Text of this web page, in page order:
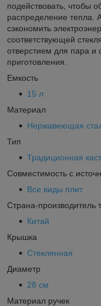
подействовать, чтобы
распределение тепла.
сэкономить
соответствующей
отверстием для пара и
приготовления.
Емкость
15 л
Материал
Нержавеющая
Тип
Традиционная
Совместимость с
Все виды плит
Страна-производитель
Китай
Крышка
Стеклянная
Диаметр
28 см
Материал ручек